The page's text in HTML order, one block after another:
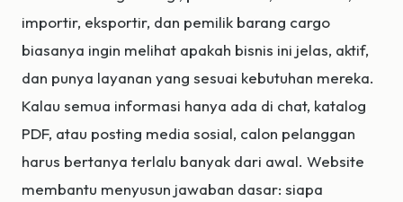
importir, eksportir, dan pemilik barang cargo
biasanya ingin melihat apakah bisnis ini jelas, aktif,
dan punya layanan yang sesuai kebutuhan mereka.
Kalau semua informasi hanya ada di chat, katalog
PDF, atau posting media sosial, calon pelanggan
harus bertanya terlalu banyak dari awal. Website
membantu menyusun jawaban dasar: siapa